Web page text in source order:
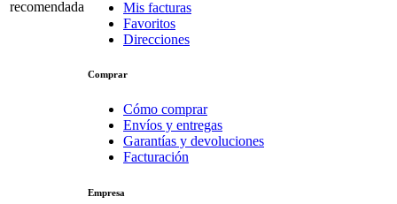
recomendada
Mis facturas
Favoritos
Direcciones
Comprar
Cómo comprar
Envíos y entregas
Garantías y devoluciones
Facturación
Empresa